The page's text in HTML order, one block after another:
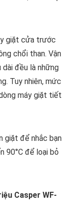
giặt cửa trước
chổi than. Vận
dài đều là những
Tuy nhiên, mức
máy giặt tiết
giặt để nhắc bạn
90°C để loại bỏ
Casper WF-